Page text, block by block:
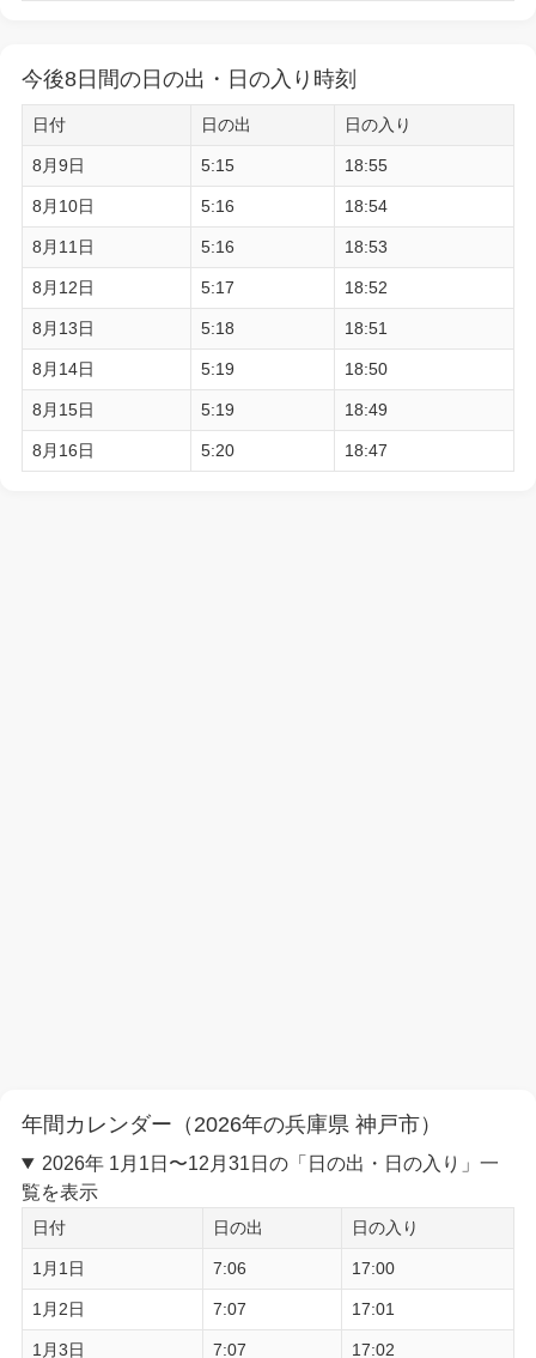
今後8日間の日の出・日の入り時刻
日付 日の出 日の入り
8月9日 5:15 18:55
8月10日 5:16 18:54
8月11日 5:16 18:53
8月12日 5:17 18:52
8月13日 5:18 18:51
8月14日 5:19 18:50
8月15日 5:19 18:49
8月16日 5:20 18:47
年間カレンダー（2026年の兵庫県 神戸市）
2026年 1月1日〜12月31日の「日の出・日の入り」一
覧を表示
日付 日の出 日の入り
1月1日 7:06 17:00
1月2日 7:07 17:01
1月3日 7:07 17:02